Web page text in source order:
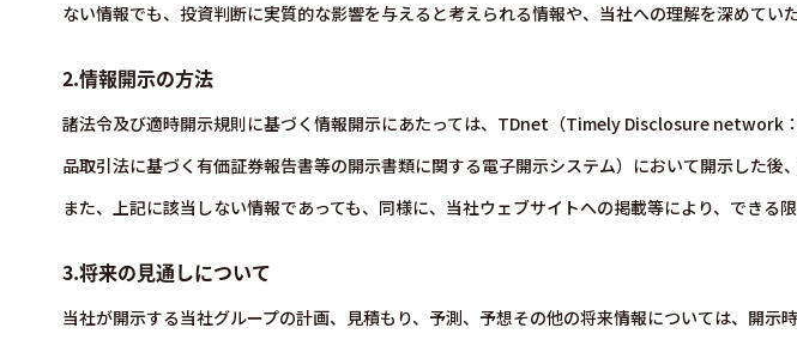
ない情報でも、投資判断に実質的な影響を与えると考えられる情報や、当社への理解を深めて
2.情報開示の方法
諸法令及び適時開示規則に基づく情報開示にあたっては、TDnet（Timely Disclosure
品取引法に基づく有価証券報告書等の開示書類に関する電子開示システム）において開示した後
また、上記に該当しない情報であっても、同様に、当社ウェブサイトへの掲載等により、できる
3.将来の見通しについて
当社が開示する当社グループの計画、見積もり、予測、予想その他の将来情報については、開